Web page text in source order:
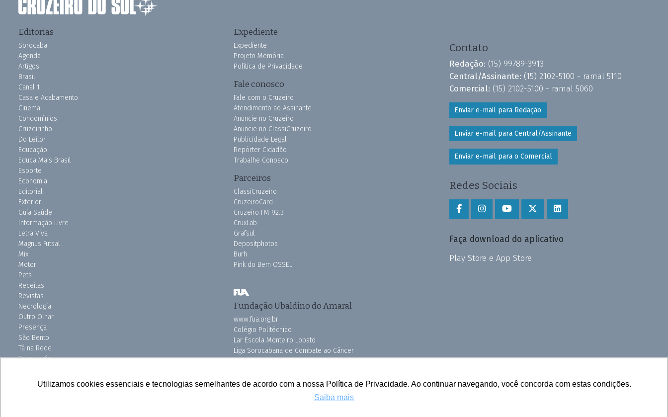
Utilizamos cookies essenciais e tecnologias semelhantes de acordo com a nossa Política de Privacidade. Ao continuar navegando, você concorda com estas condições.
Saiba mais
Editorias
Sorocaba
Agenda
Artigos
Brasil
Canal 1
Casa e Acabamento
Cinema
Condomínios
Cruzeirinho
Do Leitor
Educação
Educa Mais Brasil
Esporte
Economia
Editorial
Exterior
Guia Saúde
Informação Livre
Letra Viva
Magnus Futsal
Mix
Motor
Pets
Receitas
Revistas
Necrologia
Outro Olhar
Presença
São Bento
Tá na Rede
Tecnologia
Uniso Ciência
Expediente
Expediente
Projeto Memória
Política de Privacidade
Fale conosco
Fale com o Cruzeiro
Atendimento ao Assinante
Anuncie no Cruzeiro
Anuncie no ClassiCruzeiro
Publicidade Legal
Repórter Cidadão
Trabalhe Conosco
Parceiros
ClassiCruzeiro
CruzeiroCard
Cruzeiro FM 92.3
CruxLab
Grafsul
Depositphotos
Burh
Pink do Bem OSSEL
Fundação Ubaldino do Amaral
www.fua.org.br
Colégio Politécnico
Lar Escola Monteiro Lobato
Liga Sorocabana de Combate ao Câncer
Vila dos Velhinhos
Contato
Redação: (15) 99789-3913
Central/Assinante: (15) 2102-5100 - ramal 5110
Comercial: (15) 2102-5100 - ramal 5060
Enviar e-mail para Redação
Enviar e-mail para Central/Assinante
Enviar e-mail para o Comercial
Redes Sociais
Faça download do aplicativo
Play Store e App Store